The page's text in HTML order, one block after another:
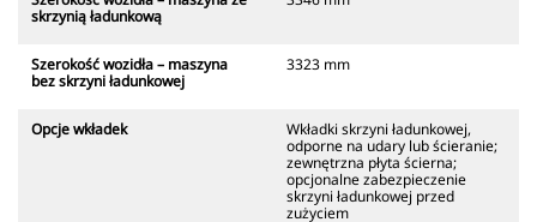
skrzynią ładunkową
Szerokość wozidła – maszyna
bez skrzyni ładunkowej
3323 mm
Opcje wkładek
Wkładki skrzyni ładunkowej,
odporne na udary lub ścieranie;
zewnętrzna płyta ścierna;
opcjonalne zabezpieczenie
skrzyni ładunkowej przed
zużyciem